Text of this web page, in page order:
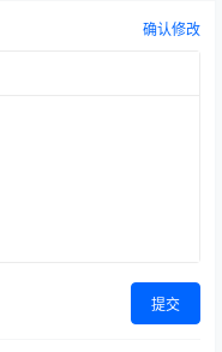
确认修改
提交